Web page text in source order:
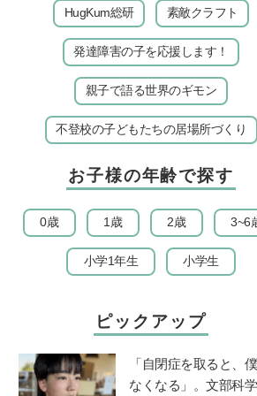
HugKum総研 素敵クラフト
発達障害の子を応援します！
親子で語る世界のギモン
不登校の子どもたちの居場所づくり
お子様の年齢で探す
0歳 1歳 2歳 3~6
小学1年生 小学生
ピックアップ
「自閉症を取ると、
なくなる」。文部科